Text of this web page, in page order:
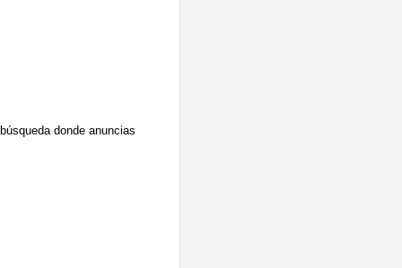
donde anuncias